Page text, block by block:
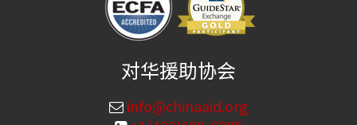
对华援助协会
info@chinaaid.org